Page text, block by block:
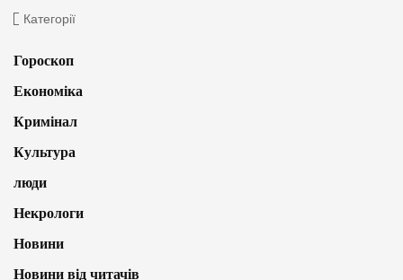
Категорії
Гороскоп
Економіка
Кримінал
Культура
люди
Некрологи
Новини
Новини від читачів